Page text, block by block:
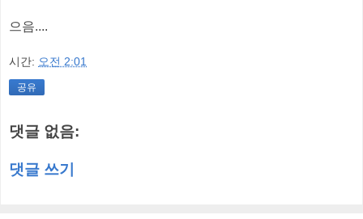
으음....
시간: 오전 2:01
공유
댓글 없음:
댓글 쓰기